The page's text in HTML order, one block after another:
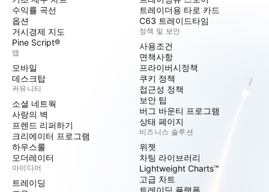
수익률 곡선
옵션
거시경제 지도
Pine Script®
앱
모바일
데스크탑
커뮤니티
소셜 네트웍
사랑의 벽
프렌드 리퍼하기
크리에이터 프로그램
하우스룰
모더레이터
아이디어
트레이딩
트레이더용 타로 카드
C63 트레이드타임
정책 및 보안
사용조건
면책사항
프라이버시정책
쿠키 정책
접근성 정책
보안 팁
버그 바운티 프로그램
상태 페이지
비즈니스 솔루션
위젯
차팅 라이브러리
Lightweight Charts™
고급 차트
트레이딩 플랫폼